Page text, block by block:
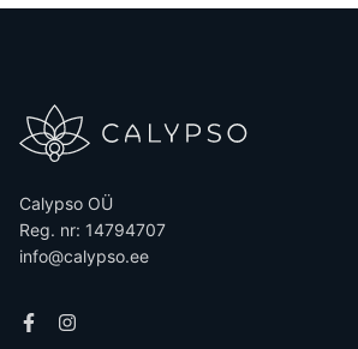
Calypso OÜ
Reg. nr: 14794707
info@calypso.ee